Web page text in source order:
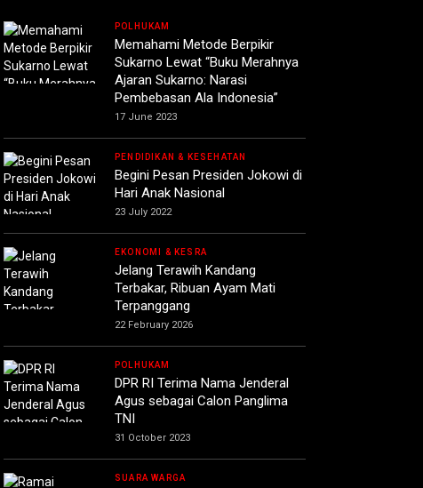
POLHUKAM
Memahami Metode Berpikir
Sukarno Lewat “Buku Merahnya
Ajaran Sukarno: Narasi
Pembebasan Ala Indonesia”
17 June 2023
PENDIDIKAN & KESEHATAN
Begini Pesan Presiden Jokowi di
Hari Anak Nasional
23 July 2022
EKONOMI & KESRA
Jelang Terawih Kandang
Terbakar, Ribuan Ayam Mati
Terpanggang
22 February 2026
POLHUKAM
DPR RI Terima Nama Jenderal
Agus sebagai Calon Panglima
TNI
31 October 2023
SUARA WARGA